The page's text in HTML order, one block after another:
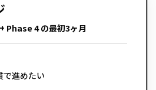
Phase 4 の最初3ヶ月
で進めたい